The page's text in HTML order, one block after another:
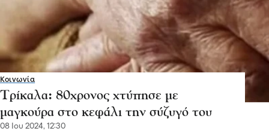
Κοινωνία
Τρίκαλα: 80χρονος χτύπησε με
μαγκούρα στο κεφάλι την σύζυγό του
08 Ιου 2024, 12:30